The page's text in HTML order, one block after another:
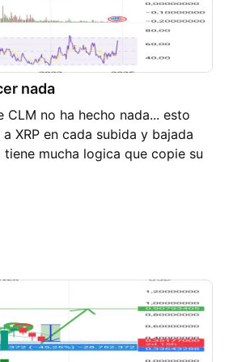
nada
CLM no ha hecho nada... esto
XRP en cada subida y bajada
mucha logica que copie su
las comrpas realizadas en xrp no
xlm. que esperar? subida en
que decir de esta Seudo-